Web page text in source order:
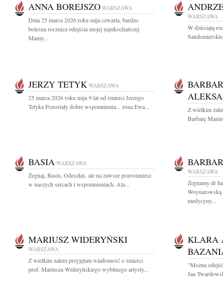
ANNA BOREJSZO WARSZAWA
Dnia 25 marca 2026 roku mija czwarta, bardzo
bolesna rocznica odejścia mojej najukochańszej
Mamy...
WARSZAWA
W dziesiątą
JERZY TETYK WARSZAWA
25 marca 2026 roku mija 9 lat od śmierci Jerzego
Tetyka Pozostały dobre wspomnienia... żona Ewa...
Z wielkim
Barbarę
BASIA WARSZAWA
Żegnaj, Basiu, Odeszłaś, ale na zawsze pozostaniesz
w naszych sercach i wspomnieniach. Ala...
WARSZAWA
Żegnamy dr
Woynarowską
medycyny...
MARIUSZ WIDERYŃSKI
WARSZAWA
Z wielkim żalem przyjęłam wiadomość o śmierci
prof. Mariusza Wideryńskiego wybitnego artysty...
KLARA
"Można
Jan